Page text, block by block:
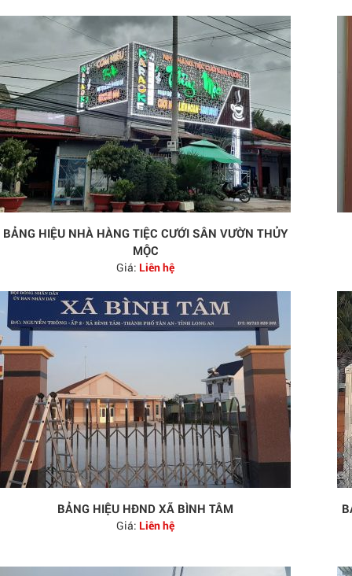
BẢNG HIỆU NHÀ HÀNG TIỆC CƯỚI SÂN VƯỜN THỦY
MỘC
Giá: Liên hệ
BẢNG HIỆU HĐND XÃ BÌNH TÂM
Giá: Liên hệ